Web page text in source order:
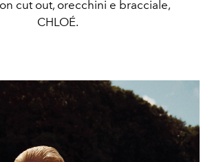
cut out, orecchini e bracciale,
CHLOÉ.